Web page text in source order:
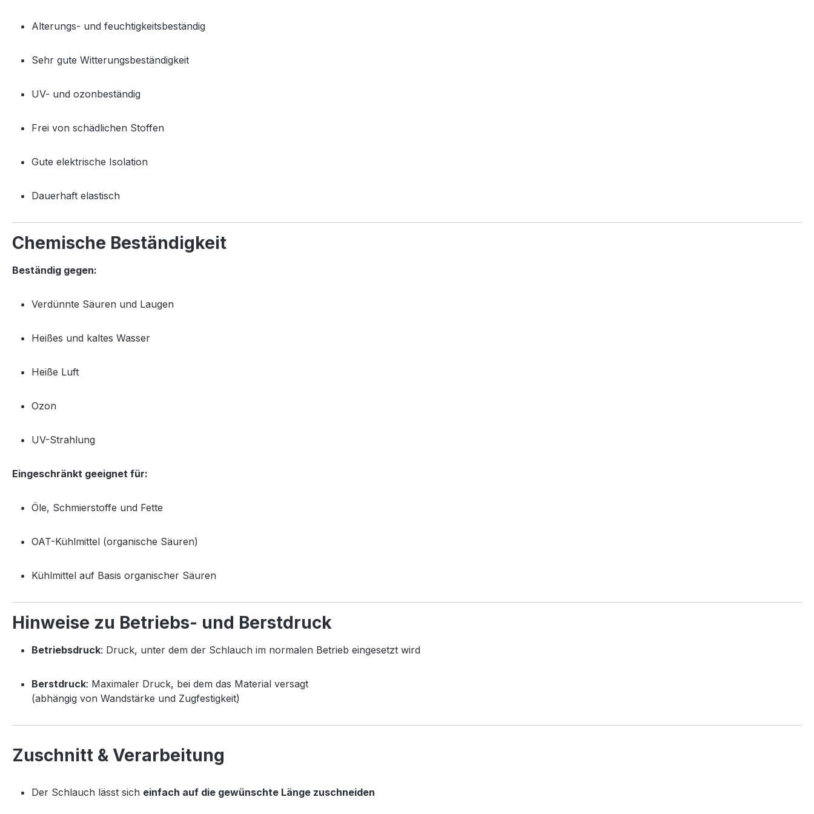
Alterungs- und feuchtigkeitsbeständig
Sehr gute Witterungsbeständigkeit
UV- und ozonbeständig
Frei von schädlichen Stoffen
Gute elektrische Isolation
Dauerhaft elastisch
Chemische Beständigkeit
Beständig gegen:
Verdünnte Säuren und Laugen
Heißes und kaltes Wasser
Heiße Luft
Ozon
UV-Strahlung
Eingeschränkt geeignet für:
Öle, Schmierstoffe und Fette
OAT-Kühlmittel (organische Säuren)
Kühlmittel auf Basis organischer Säuren
Hinweise zu Betriebs- und Berstdruck
Betriebsdruck: Druck, unter dem der Schlauch im normalen Betrieb eingesetzt wird
Berstdruck: Maximaler Druck, bei dem das Material versagt
(abhängig von Wandstärke und Zugfestigkeit)
Zuschnitt & Verarbeitung
Der Schlauch lässt sich einfach auf die gewünschte Länge zuschneiden